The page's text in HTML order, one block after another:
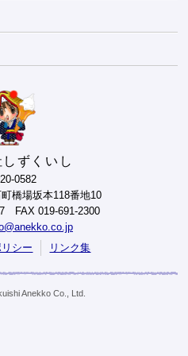
ずくいし
0582
橋場坂本118番地10
FAX 019-691-2300
シー
リンク集
Anekko Co., Ltd.